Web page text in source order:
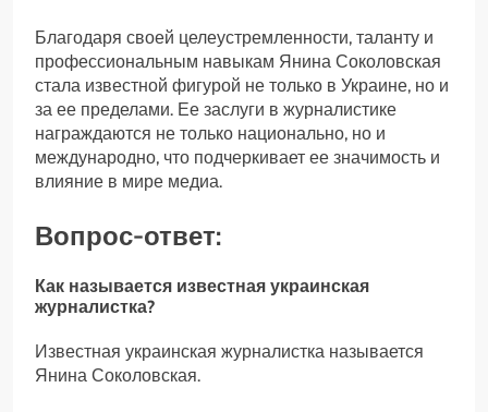
Благодаря своей целеустремленности, таланту и
профессиональным навыкам Янина Соколовская
стала известной фигурой не только в Украине, но и
за ее пределами. Ее заслуги в журналистике
награждаются не только национально, но и
международно, что подчеркивает ее значимость и
влияние в мире медиа.
Вопрос-ответ:
Как называется известная украинская
журналистка?
Известная украинская журналистка называется
Янина Соколовская.